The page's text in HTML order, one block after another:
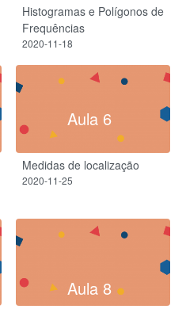
Histogramas e Polígonos de
Frequências
2020-11-18
Aula 6
Medidas de localização
2020-11-25
Aula 8